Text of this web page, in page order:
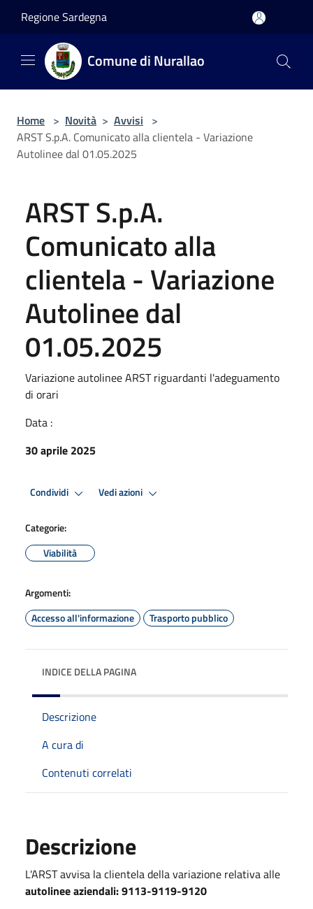
Regione Sardegna
Comune di Nurallao
Home > Novità > Avvisi >
ARST S.p.A. Comunicato alla clientela - Variazione
Autolinee dal 01.05.2025
ARST S.p.A.
Comunicato alla
clientela - Variazione
Autolinee dal
01.05.2025
Variazione autolinee ARST riguardanti l'adeguamento
di orari
Data :
30 aprile 2025
Condividi Vedi azioni
Categorie:
Viabilità
Argomenti:
Accesso all'informazione
Trasporto pubblico
INDICE DELLA PAGINA
Descrizione
A cura di
Contenuti correlati
Descrizione
L'ARST avvisa la clientela della variazione relativa alle
autolinee aziendali: 9113-9119-9120